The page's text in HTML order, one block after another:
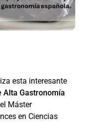
esta interesante
Alta Gastronomía
Máster
en Ciencias